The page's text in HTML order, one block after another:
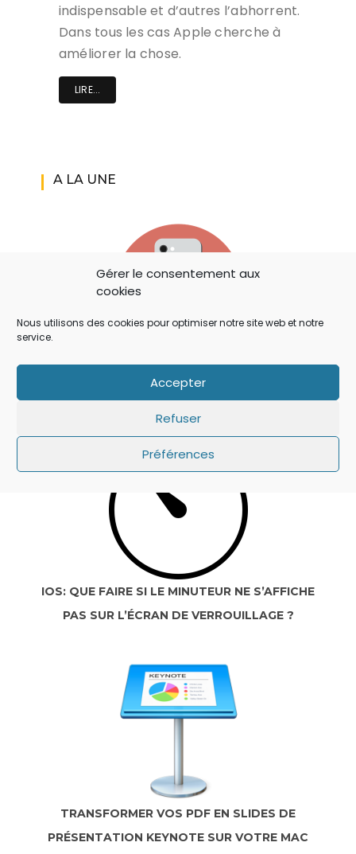
Gérer le consentement aux
cookies
Nous utilisons des cookies pour optimiser notre site web et notre
service.
Accepter
Refuser
Préférences
indispensable et d’autres l’abhorrent.
Dans tous les cas Apple cherche à
améliorer la chose.
LIRE...
A LA UNE
IOS 14: APPLE A AJOUTÉ UN BOUTON
SECRET QUI A ÉCHAPPÉ À TOUT LE MONDE !
IOS: QUE FAIRE SI LE MINUTEUR NE S’AFFICHE
PAS SUR L’ÉCRAN DE VERROUILLAGE ?
TRANSFORMER VOS PDF EN SLIDES DE
PRÉSENTATION KEYNOTE SUR VOTRE MAC